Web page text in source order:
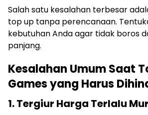
Salah satu kesalahan terbesar
top up tanpa perencanaan.
kebutuhan Anda agar tidak boros
panjang.
Kesalahan Umum Saat
Games yang Harus
1. Tergiur Harga Terlalu